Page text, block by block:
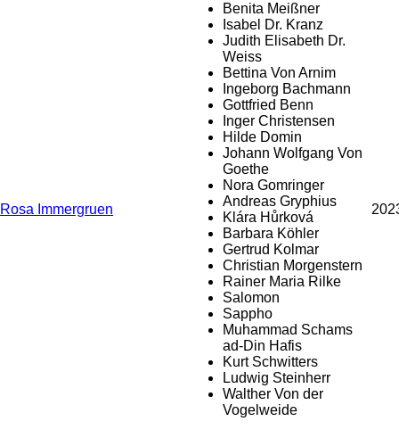
Rosa Immergruen
Benita Meißner
Isabel Dr. Kranz
Judith Elisabeth Dr.
Weiss
Bettina Von Arnim
Ingeborg Bachmann
Gottfried Benn
Inger Christensen
Hilde Domin
Johann Wolfgang Von
Goethe
Nora Gomringer
Andreas Gryphius
Klára Hůrková
Barbara Köhler
Gertrud Kolmar
Christian Morgenstern
Rainer Maria Rilke
Salomon
Sappho
Muhammad Schams
ad-Din Hafis
Kurt Schwitters
Ludwig Steinherr
Walther Von der
Vogelweide